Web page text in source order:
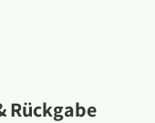
Rückgabe